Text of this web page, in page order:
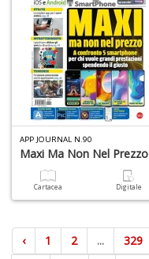
APP JOURNAL N.90
Maxi Ma Non Nel Prezzo
Cartacea Digitale
‹ 1 2 ... 329